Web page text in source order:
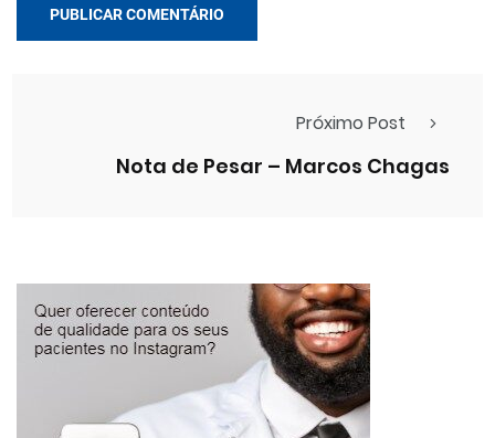
Próximo Post
Nota de Pesar – Marcos Chagas